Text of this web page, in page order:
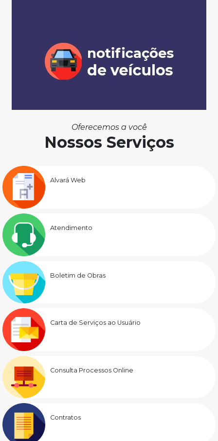
Oferecemos a você
Nossos Serviços
Alvará Web
Atendimento
Boletim de Obras
Carta de Serviços ao Usuário
Consulta Processos Online
Contratos